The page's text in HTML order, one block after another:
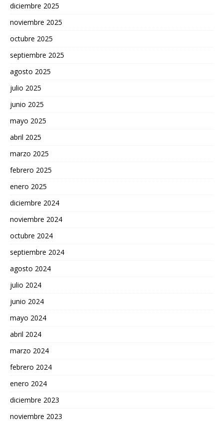
diciembre 2025
noviembre 2025
octubre 2025
septiembre 2025
agosto 2025
julio 2025
junio 2025
mayo 2025
abril 2025
marzo 2025
febrero 2025
enero 2025
diciembre 2024
noviembre 2024
octubre 2024
septiembre 2024
agosto 2024
julio 2024
junio 2024
mayo 2024
abril 2024
marzo 2024
febrero 2024
enero 2024
diciembre 2023
noviembre 2023